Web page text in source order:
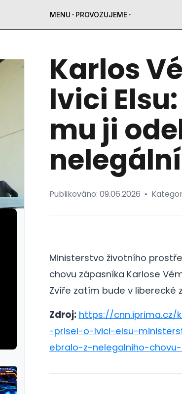
MENU PROVOZUJEME
Karlos
lvici
mu ji
Publikováno: 09.06.2026 •
Ministerstvo životního
chovu zápasníka Karlose
Zvíře zatím bude v liberecké
Zdroj: https://cnn.iprima.cz/
-prisel-o-lvici-elsu-
ebralo-z-nelegalniho-chovu-